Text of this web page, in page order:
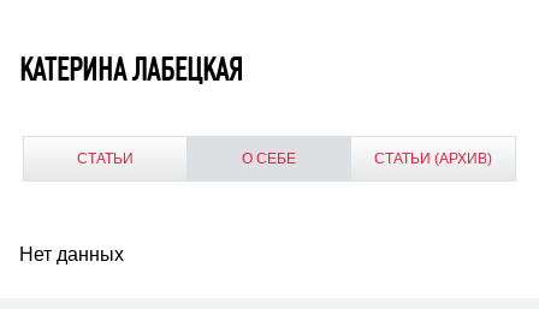
КАТЕРИНА ЛАБЕЦКАЯ
СТАТЬИ О СЕБЕ СТАТЬИ (АРХИВ)
Нет данных